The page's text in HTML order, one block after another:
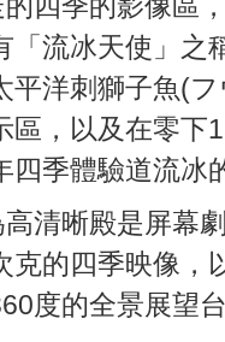
「流冰天使」之
平洋刺獅子魚(
區，以及在零下
四季體驗道流冰
清晰殿是屏幕
克的四季映像，
度的全景展望